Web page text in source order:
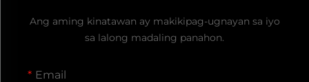
Ang aming kinatawan ay makikipag-ugnayan sa iyo
sa lalong madaling panahon.
Email